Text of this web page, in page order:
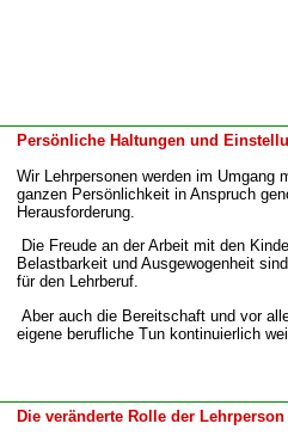
Persönliche Haltungen und
Wir Lehrpersonen werden im Umgang
ganzen Persönlichkeit in Anspruch
Herausforderung.
Die Freude an der Arbeit mit den
Belastbarkeit und Ausgewogenheit
für den Lehrberuf.
Aber auch die Bereitschaft und vor
eigene berufliche Tun kontinuierlich
Die veränderte Rolle der